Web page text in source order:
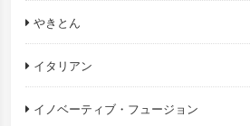
やきとん
イタリアン
イノベーティブ・フュージョン